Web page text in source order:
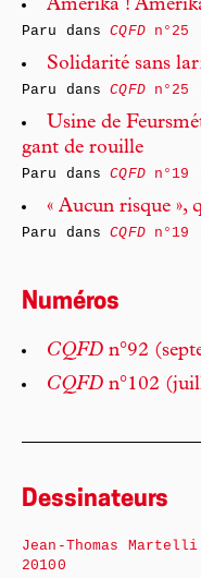
Amérika !
Paru dansCQFDn°25
Solidarité sans
Paru dansCQFDn°25
Usine de
gant de rouille
Paru dansCQFDn°19
« Aucun risque »,
Paru dansCQFDn°19
Numéros
CQFD n°92
CQFD n°102
Dessinateurs
Jean-Thomas Martelli
20100